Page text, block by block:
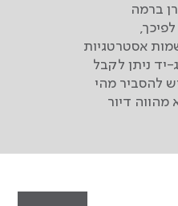
ברמה
אסטרטגיות
יד ניתן לקבל
להסביר מהי
מהווה דיור